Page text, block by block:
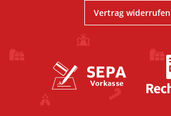
Vertrag widerrufen